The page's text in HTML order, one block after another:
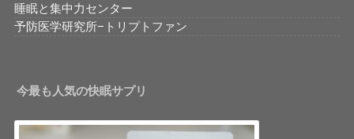
睡眠と集中力センター
予防医学研究所−トリプトファン
今最も人気の快眠サプリ